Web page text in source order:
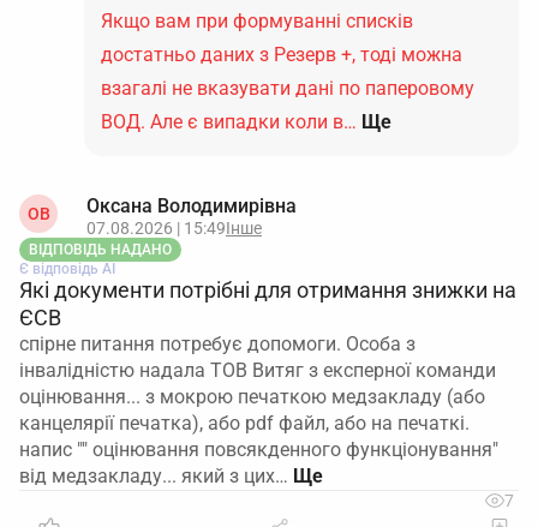
Якщо вам при формуванні списків
достатньо даних з Резерв +, тоді можна
взагалі не вказувати дані по паперовому
ВОД. Але є випадки коли в… Ще
ОВ Оксана Володимирівна
07.08.2026 | 15:49Інше
ВІДПОВІДЬ НАДАНО
Є відповідь АІ
Які документи потрібні для отримання знижки на
ЄСВ
спірне питання потребує допомоги. Особа з
інвалідністю надала ТОВ Витяг з експерної команди
оцінювання... з мокрою печаткою медзакладу (або
канцелярії печатка), або pdf файл, або на печаткі.
напис "" оцінювання повсякденного функціонування"
від медзакладу... який з цих…
7